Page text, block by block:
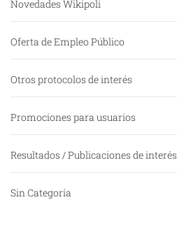
Novedades Wikipoli
Oferta de Empleo Público
Otros protocolos de interés
Promociones para usuarios
Resultados / Publicaciones de interés
Sin Categoría